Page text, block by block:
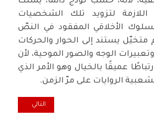
اللازمة لتزويد تلك الشخصيات
الأخلاقي المفقود في النصّ
يستند إلى الحوار والحركات
الوجه والصور الموحية، لأن
عميقًا بالخيال وهو الأمر الذي
الروايات على مرّ الزمن.
نظرية بديلة للرواية العربية المقال التالي:
التالي